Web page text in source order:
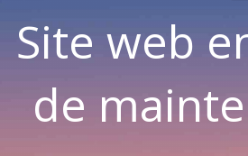
Site web
de